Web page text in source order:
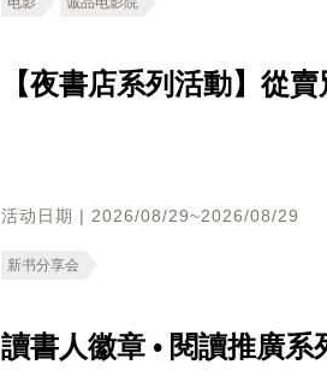
【夜書店系列活動】從
活动日期 | 2026/08/29~2026/08/29
新书分享会
讀書人徽章 • 閱讀推廣